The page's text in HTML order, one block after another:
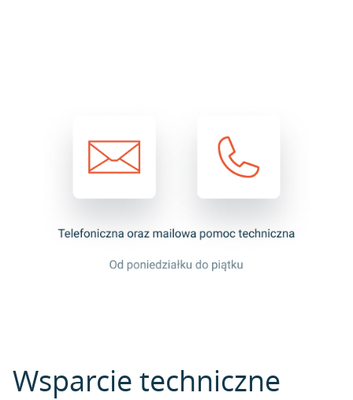
Wsparcie techniczne